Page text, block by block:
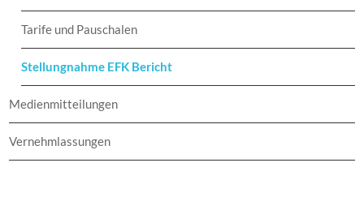
Tarife und Pauschalen
Stellungnahme EFK Bericht
Medienmitteilungen
Vernehmlassungen